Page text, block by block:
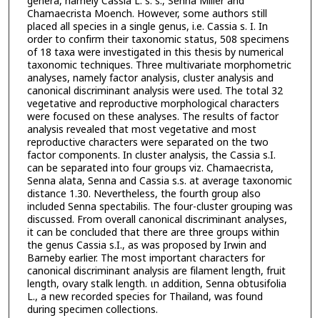
Chamaecrista Moench. However, some authors still
placed all species in a single genus, i.e. Cassia s. I. In
order to confirm their taxonomic status, 508 specimens
of 18 taxa were investigated in this thesis by numerical
taxonomic techniques. Three multivariate morphometric
analyses, namely factor analysis, cluster analysis and
canonical discriminant analysis were used. The total 32
vegetative and reproductive morphological characters
were focused on these analyses. The results of factor
analysis revealed that most vegetative and most
reproductive characters were separated on the two
factor components. In cluster analysis, the Cassia s.I.
can be separated into four groups viz. Chamaecrista,
Senna alata, Senna and Cassia s.s. at average taxonomic
distance 1.30. Nevertheless, the fourth group also
included Senna spectabilis. The four-cluster grouping was
discussed. From overall canonical discriminant analyses,
it can be concluded that there are three groups within
the genus Cassia s.I., as was proposed by Irwin and
Barneby earlier. The most important characters for
canonical discriminant analysis are filament length, fruit
length, ovary stalk length. เท addition, Senna obtusifolia
L., a new recorded species for Thailand, was found
during specimen collections.